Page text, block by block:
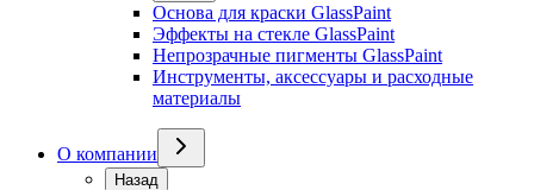
Основа для краски GlassPaint
Эффекты на стекле GlassPaint
Непрозрачные пигменты GlassPaint
Инструменты, аксессуары и расходные
материалы
О компании
Назад